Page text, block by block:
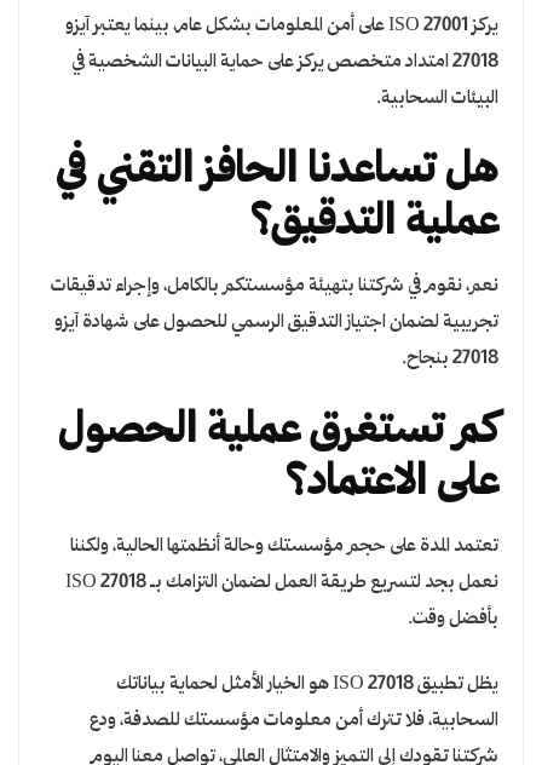
يركز ISO 27001 على أمن المعلومات بشكل عام، بينما يعتبر آيزو
27018 امتداد متخصص يركز على حماية البيانات الشخصية في
البيئات السحابية.
هل تساعدنا الحافز التقني في
عملية التدقيق؟
نعم، نقوم في شركتنا بتهيئة مؤسستكم بالكامل، وإجراء تدقيقات
تجريبية لضمان اجتياز التدقيق الرسمي للحصول على شهادة آيزو
27018 بنجاح.
كم تستغرق عملية الحصول
على الاعتماد؟
تعتمد المدة على حجم مؤسستك وحالة أنظمتها الحالية، ولكننا
نعمل بجد لتسريع طريقة العمل لضمان التزامك بـ ISO 27018
بأفضل وقت.
يظل تطبيق ISO 27018 هو الخيار الأمثل لحماية بياناتك
السحابية، فلا تترك أمن معلومات مؤسستك للصدفة، ودع
شركتنا تقودك إلى التميز والامتثال العالمي، تواصل معنا اليوم